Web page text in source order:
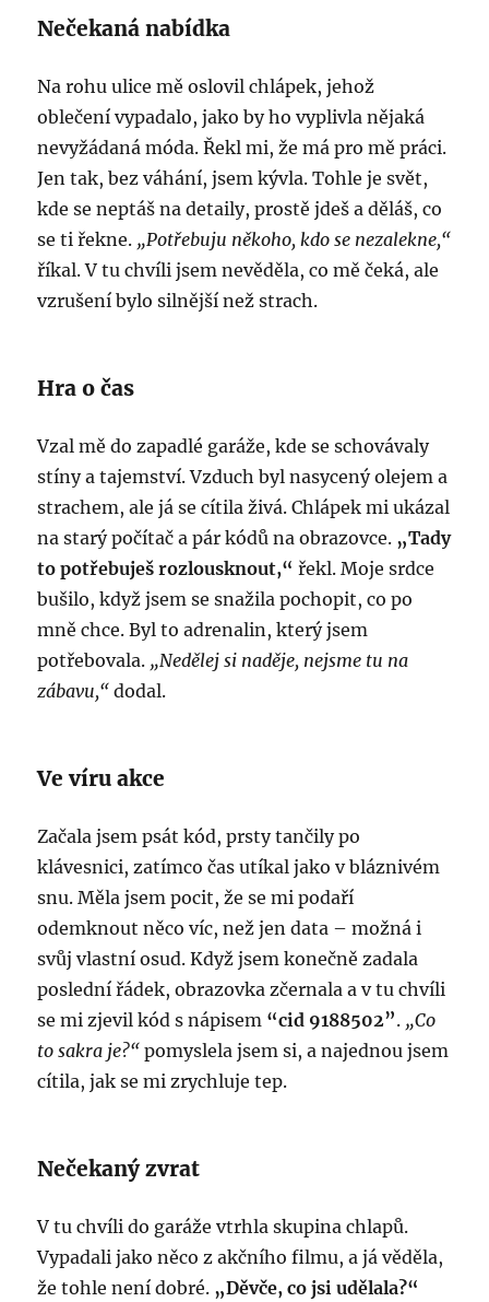
Nečekaná nabídka
Na rohu ulice mě oslovil chlápek, jehož
oblečení vypadalo, jako by ho vyplivla nějaká
nevyžádaná móda. Řekl mi, že má pro mě práci.
Jen tak, bez váhání, jsem kývla. Tohle je svět,
kde se neptáš na detaily, prostě jdeš a děláš, co
se ti řekne. „Potřebuju někoho, kdo se nezalekne,“
říkal. V tu chvíli jsem nevěděla, co mě čeká, ale
vzrušení bylo silnější než strach.
Hra o čas
Vzal mě do zapadlé garáže, kde se schovávaly
stíny a tajemství. Vzduch byl nasycený olejem a
strachem, ale já se cítila živá. Chlápek mi ukázal
na starý počítač a pár kódů na obrazovce. „Tady
to potřebuješ rozlousknout,“ řekl. Moje srdce
bušilo, když jsem se snažila pochopit, co po
mně chce. Byl to adrenalin, který jsem
potřebovala. „Nedělej si naděje, nejsme tu na
zábavu,“ dodal.
Ve víru akce
Začala jsem psát kód, prsty tančily po
klávesnici, zatímco čas utíkal jako v bláznivém
snu. Měla jsem pocit, že se mi podaří
odemknout něco víc, než jen data – možná i
svůj vlastní osud. Když jsem konečně zadala
poslední řádek, obrazovka zčernala a v tu chvíli
se mi zjevil kód s nápisem “cid 9188502”. „Co
to sakra je?“ pomyslela jsem si, a najednou jsem
cítila, jak se mi zrychluje tep.
Nečekaný zvrat
V tu chvíli do garáže vtrhla skupina chlapů.
Vypadali jako něco z akčního filmu, a já věděla,
že tohle není dobré. „Děvče, co jsi udělala?“